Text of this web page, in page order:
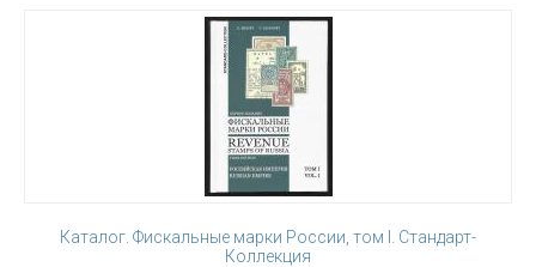
Каталог. Фискальные марки России, том I. Стандарт-
Коллекция